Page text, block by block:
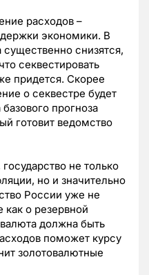
расходов –
экономики. В
снизятся,
секвестировать
придется. Скорее
о секвестре будет
прогноза
готовит ведомство
не только
но и значительно
России уже не
как о резервной
должна быть
поможет курсу
золотовалютные